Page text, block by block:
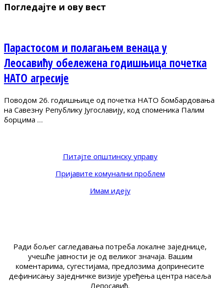
Погледајте и ову вест
Парастосом и полагањем венаца у
Леосавићу обележена годишњица почетка
НАТО агресије
Поводом 26. годишњице од почетка НАТО бомбардовања
на Савезну Републику Југославију, код споменика Палим
борцима …
Питајте општинску управу
Пријавите комунални проблем
Имам идеју
Ради бољег сагледавања потреба локалне заједнице,
учешће јавности је од великог значаја. Вашим
коментарима, сугестијама, предлозима допринесите
дефинисању заједничке визије уређења центра насеља
Лепосавић.